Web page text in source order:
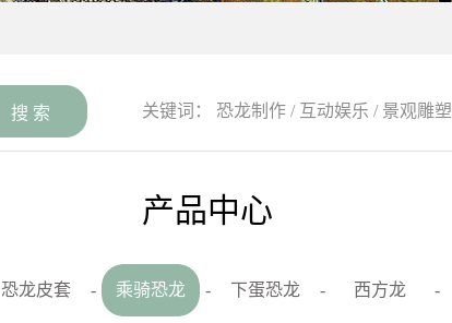
关键词： 恐龙制作 / 互动娱乐 / 景观雕塑
产品中心
恐龙皮套 - 乘骑恐龙 - 下蛋恐龙 - 西方龙 -